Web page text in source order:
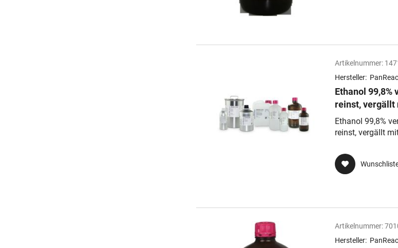
Artikelnummer:
Hersteller:
Ethanol 99,8%
reinst, vergällt
Bitrex
Ethanol 99,8%
reinst, vergällt
Artikelnummer:
Hersteller: